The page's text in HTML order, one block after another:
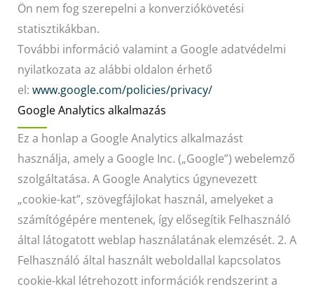
Ön nem fog szerepelni a konverziókövetési
statisztikákban.
További információ valamint a Google adatvédelmi
nyilatkozata az alábbi oldalon érhető
el: www.google.com/policies/privacy/
Google Analytics alkalmazás
Ez a honlap a Google Analytics alkalmazást
használja, amely a Google Inc. („Google”) webelemző
szolgáltatása. A Google Analytics úgynevezett
„cookie-kat”, szövegfájlokat használ, amelyeket a
számítógépére mentenek, így elősegítik Felhasználó
által látogatott weblap használatának elemzését. 2. A
Felhasználó által használt weboldallal kapcsolatos
cookie-kkal létrehozott információk rendszerint a